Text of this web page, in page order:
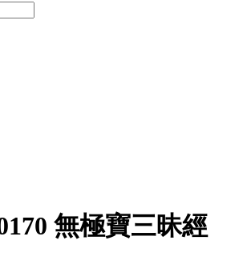
無極寶三昧經